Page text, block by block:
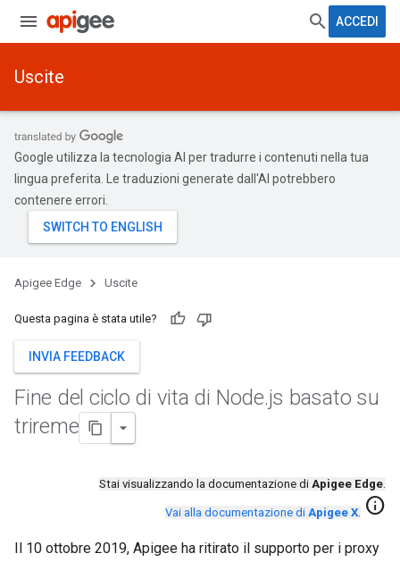
ACCEDI
Uscite
Google utilizza la tecnologia AI per tradurre i contenuti nella tua
lingua preferita. Le traduzioni generate dall'AI potrebbero
contenere errori.
Apigee Edge Uscite
Questa pagina è stata utile?
INVIA FEEDBACK
Fine del ciclo di vita di Node.js basato su
trireme
Stai visualizzando la documentazione di Apigee Edge.
Vai alla documentazione di Apigee X. info
Il 10 ottobre 2019, Apigee ha ritirato il supporto per i proxy